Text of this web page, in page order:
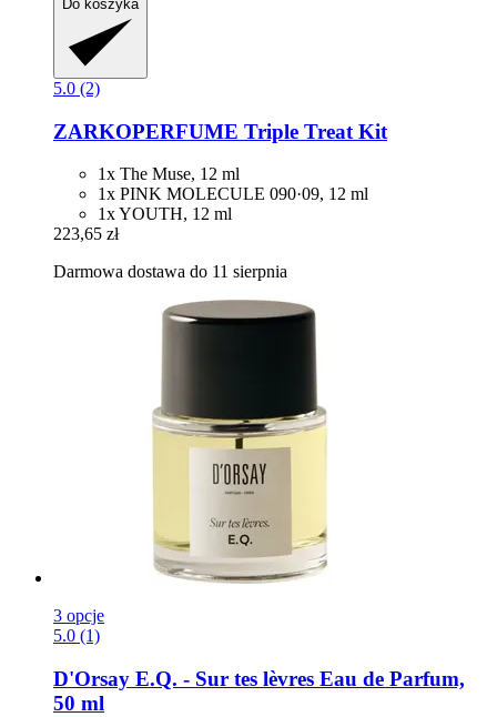
Do koszyka
5.0 (2)
ZARKOPERFUME Triple Treat Kit
1x The Muse, 12 ml
1x PINK MOLECULE 090·09, 12 ml
1x YOUTH, 12 ml
223,65 zł
Darmowa dostawa do 11 sierpnia
3 opcje
5.0 (1)
D'Orsay E.Q. -​ Sur tes lèvres Eau de Parfum,
50 ml